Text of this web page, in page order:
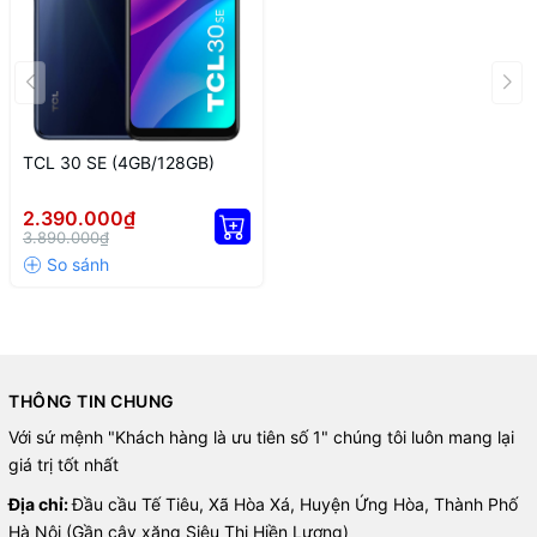
Nhằm đem đến nhiều chế độ chụp phong phú làm đa dạng bộ
sưu tập của bạn thì hãng còn trang bị thêm các tính năng nhờ sự
hỗ trợ đến từ hai cảm biến phụ có chung độ phân giải 2 MP, các
tính năng nổi bật có thể kể đến như: Xóa phông, macro, toàn
TCL 30 SE (4GB/128GB)
2.390.000₫
3.890.000₫
THÔNG TIN CHUNG
Với sứ mệnh "Khách hàng là ưu tiên số 1" chúng tôi luôn mang lại
giá trị tốt nhất
Địa chỉ:Đầu cầu Tế Tiêu, Xã Hòa Xá, Huyện Ứng Hòa, Thành Phố
Hà Nội (Gần cây xăng Siêu Thị Hiền Lương)